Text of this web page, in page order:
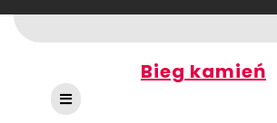
to
content
Bieg kamień
Open